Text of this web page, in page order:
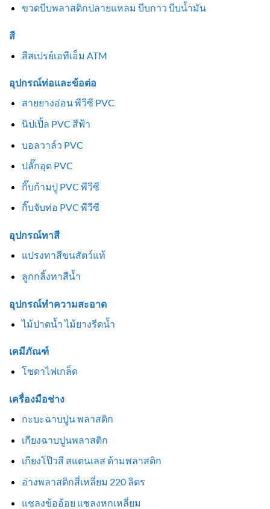
ขวดบีบพลาสติกปลายแหลม บีบกาว บีบน้ำมัน
สี
สีสเปรย์เอทีเอ็ม ATM
อุปกรณ์ท่อและข้อต่อ
สายยางอ่อน พีวีซี PVC
นิปเปิ้ล PVC สีฟ้า
บอลวาล์ว PVC
ปลั๊กอุด PVC
กิ๊บก้ามปู PVC พีวีซี
กิ๊บจับท่อ PVC พีวีซี
อุปกรณ์ทาสี
แปรงทาสีขนสัตว์แท้
ลูกกลิ้งทาสีน้ำ
อุปกรณ์ทำความสะอาด
ไม้ปาดน้ำ ไม้ยางรีดน้ำ
เคมีภัณฑ์
โซดาไฟเกล็ด
เครื่องมือช่าง
กะบะฉาบปูน พลาสติก
เกียงฉาบปูนพลาสติก
เกียงโป๊วสี สแตนเลส ด้ามพลาสติก
อ่างพลาสติกสี่เหลี่ยม 220 ลิตร
แชลงข้ออ้อย แชลงหกเหลี่ยม